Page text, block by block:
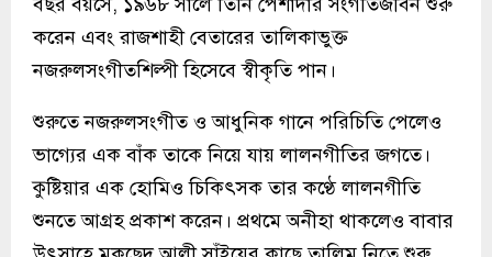
করেন এবং রাজশাহী বেতারের তালিকাভুক্ত
নজরুলসংগীতশিল্পী হিসেবে স্বীকৃতি পান।
শুরুতে নজরুলসংগীত ও আধুনিক গানে পরিচিতি পেলেও
ভাগ্যের এক বাঁক তাকে নিয়ে যায় লালনগীতির জগতে।
কুষ্টিয়ার এক হোমিও চিকিৎসক তার কণ্ঠে লালনগীতি
শুনতে আগ্রহ প্রকাশ করেন। প্রথমে অনীহা থাকলেও বাবার